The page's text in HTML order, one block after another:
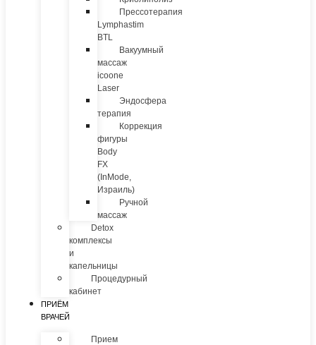
Прессотерапия
Lymphastim
BTL
Вакуумный
массаж
icoone
Laser
Эндосфера
терапия
Коррекция
фигуры
Body
FX
(InMode,
Израиль)
Ручной
массаж
Detox
комплексы
и
капельницы
Процедурный
кабинет
ПРИЁМ
ВРАЧЕЙ
Прием